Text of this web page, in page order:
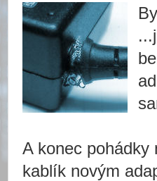
A konec pohádky
kablík novým